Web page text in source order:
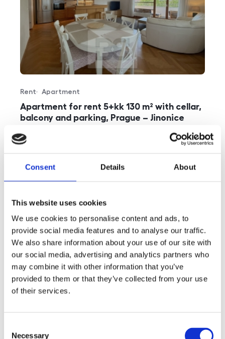
Consent Details About
This website uses cookies
We use cookies to personalise content and ads, to
provide social media features and to analyse our traffic.
We also share information about your use of our site with
our social media, advertising and analytics partners who
may combine it with other information that you’ve
provided to them or that they’ve collected from your use
of their services.
Necessary
Apartment for rent 5+kk 130 m² with cellar,
balcony and parking, Prague – Jinonice
Offer type
Rent
Property type
Apartment
rozměry
disposition
5+kk